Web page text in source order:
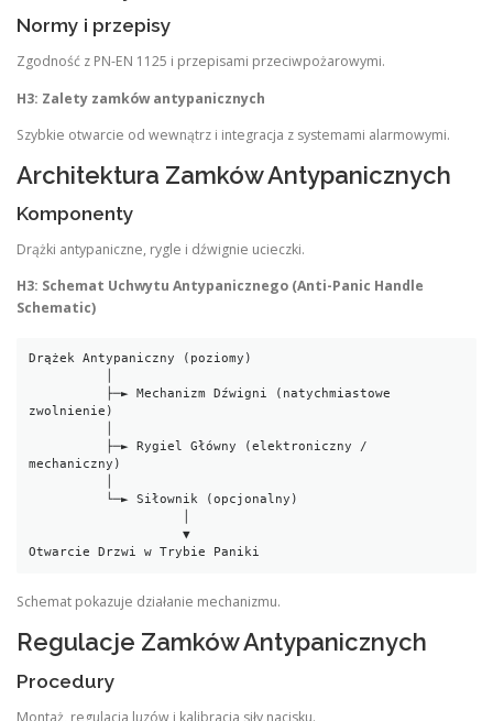
Normy i przepisy
Zgodność z PN-EN 1125 i przepisami przeciwpożarowymi.
H3: Zalety zamków antypanicznych
Szybkie otwarcie od wewnątrz i integracja z systemami alarmowymi.
Architektura Zamków Antypanicznych
Komponenty
Drążki antypaniczne, rygle i dźwignie ucieczki.
H3: Schemat Uchwytu Antypanicznego (Anti-Panic Handle
Schematic)
Drążek Antypaniczny (poziomy)
zwolnienie)
mechaniczny)
                    ▼
Otwarcie Drzwi w Trybie Paniki
Schemat pokazuje działanie mechanizmu.
Regulacje Zamków Antypanicznych
Procedury
Montaż, regulacja luzów i kalibracja siły nacisku.